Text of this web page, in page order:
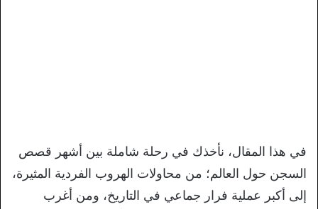
في هذا المقال، نأخذك في رحلة شاملة بين أشهر قصص
السجن حول العالم؛ من محاولات الهروب الفردية المثيرة،
إلى أكبر عملية فرار جماعي في التاريخ، ومن أغرب